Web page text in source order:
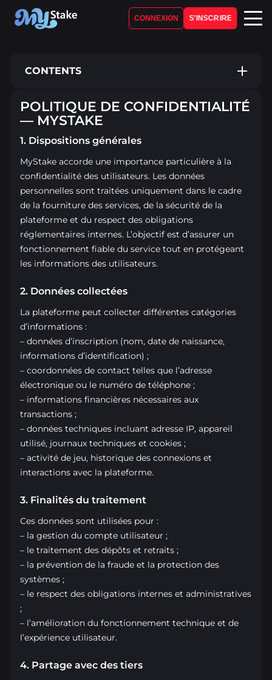
CONNEXION S'INSCRIRE
CONTENTS
1. Dispositions générales
2. Données collectées
3. Finalités du traitement
4. Partage avec des tiers
5. Conservation des données
6. Sécurité des données
7. Droits des utilisateurs
8. Cookies
9. Restrictions d’âge
10. Modifications de la politique
11. Contact
POLITIQUE DE CONFIDENTIALITÉ
— MYSTAKE
1. Dispositions générales
MyStake accorde une importance particulière à la
confidentialité des utilisateurs. Les données
personnelles sont traitées uniquement dans le cadre
de la fourniture des services, de la sécurité de la
plateforme et du respect des obligations
réglementaires internes. L’objectif est d’assurer un
fonctionnement fiable du service tout en protégeant
les informations des utilisateurs.
2. Données collectées
La plateforme peut collecter différentes catégories
d’informations :
– données d’inscription (nom, date de naissance,
informations d’identification) ;
– coordonnées de contact telles que l’adresse
électronique ou le numéro de téléphone ;
– informations financières nécessaires aux
transactions ;
– données techniques incluant adresse IP, appareil
utilisé, journaux techniques et cookies ;
– activité de jeu, historique des connexions et
interactions avec la plateforme.
3. Finalités du traitement
Ces données sont utilisées pour :
– la gestion du compte utilisateur ;
– le traitement des dépôts et retraits ;
– la prévention de la fraude et la protection des
systèmes ;
– le respect des obligations internes et administratives
;
– l’amélioration du fonctionnement technique et de
l’expérience utilisateur.
4. Partage avec des tiers